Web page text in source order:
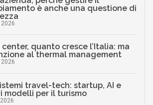
è anche una questione di
2026
quanto cresce l’Italia: ma
al thermal management
travel-tech: startup, AI e
modelli per il turismo